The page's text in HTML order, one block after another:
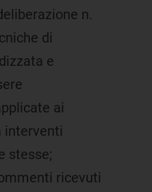
n.
di
e
ai
interventi
stesse;
ricevuti